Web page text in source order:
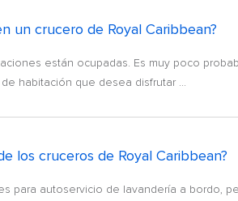
un crucero de Royal Caribbean?
están ocupadas. Es muy poco
habitación que desea disfrutar ...
los cruceros de Royal Caribbean?
para autoservicio de lavandería a bordo,